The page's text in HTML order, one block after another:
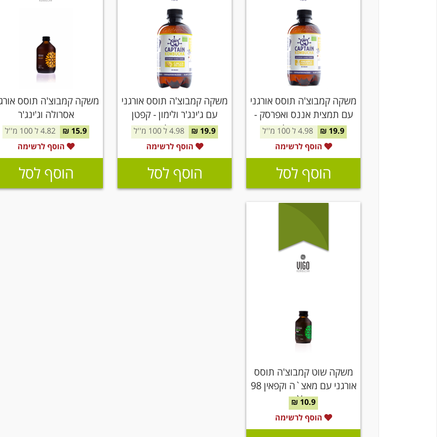
משקה קמבוצ'ה תוסס אורגני
עם תמצית אננס ואפרסק -
קפטן קמבוצ'ה19.9 ₪
הוסף לרשימה
הוסף לסל
משקה קמבוצ'ה תוסס אורגני
עם ג'ינג'ר ולימון - קפטן
קמבוצ'ה
19.9 ₪
הוסף לרשימה
הוסף לסל
משקה קמבוצ'ה תוסס
אסרולה וג'ינג'ר
15.9 ₪
הוסף לרשימה
הוסף לסל
משקה שוט קמבוצ'ה תוסס
אורגני עם מאצ`ה וקפאין 98
מל`
10.9 ₪
הוסף לרשימה